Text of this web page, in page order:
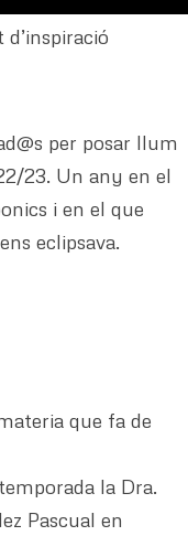
per posar llum
23. Un any en el
i en el que
eclipsava.
que fa de
la Dra.
Pascual en